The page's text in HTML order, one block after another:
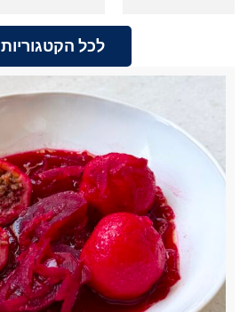
לכל הקטגוריות